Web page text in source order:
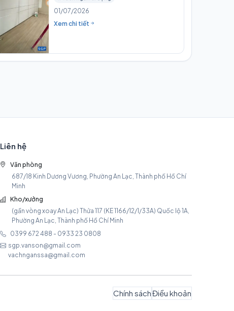
01/07/2026
Xem chi tiết
Liên hệ
Văn phòng
687/18 Kinh Dương Vương, Phường An Lạc, Thành phố Hồ Chí
Minh
Kho/xưởng
(gần vòng xoay An Lạc) Thửa 117 (KE 1166/12/1/33A) Quốc lộ 1A,
Phường An Lạc, Thành phố Hồ Chí Minh
0399 672 488 - 0933 23 0808
sgp.vanson@gmail.com
vachnganssa@gmail.com
Chính sáchĐiều khoản